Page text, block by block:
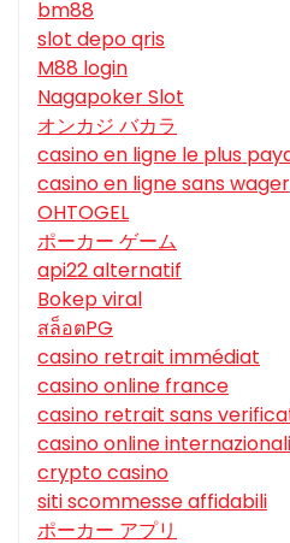
bm88
slot depo qris
M88 login
Nagapoker Slot
オンカジ バカラ
casino en ligne le plus
casino en ligne sans wager
OHTOGEL
ポーカー ゲーム
api22 alternatif
Bokep viral
สล็อตPG
casino retrait immédiat
casino online france
casino retrait sans
casino online internazionali
crypto casino
siti scommesse affidabili
ポーカー アプリ